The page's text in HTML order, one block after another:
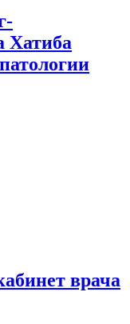
Хатиба
врача